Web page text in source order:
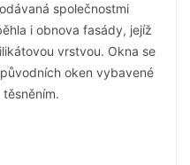
společnostmi
i obnova fasády, jejíž
vrstvou. Okna se
oken vybavené